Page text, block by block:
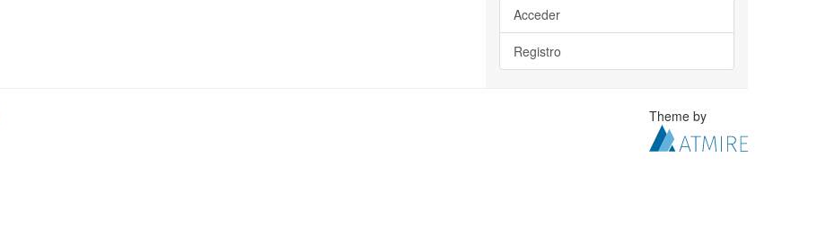
Acceder
Registro
Theme by